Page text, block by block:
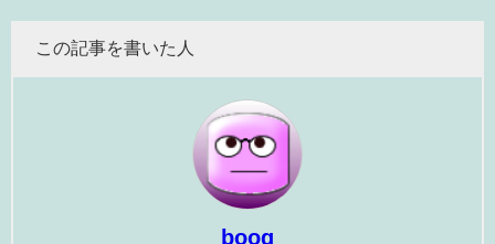
この記事を書いた人
booq